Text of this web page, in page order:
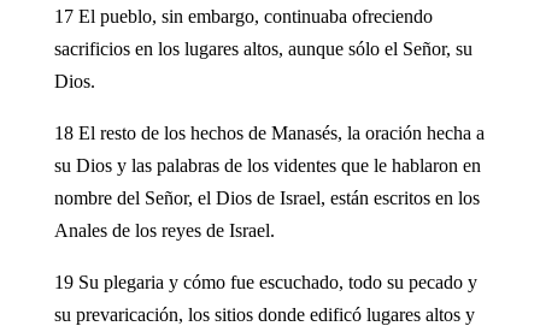
17 El pueblo, sin embargo, continuaba ofreciendo
sacrificios en los lugares altos, aunque sólo el Señor, su
Dios.
18 El resto de los hechos de Manasés, la oración hecha a
su Dios y las palabras de los videntes que le hablaron en
nombre del Señor, el Dios de Israel, están escritos en los
Anales de los reyes de Israel.
19 Su plegaria y cómo fue escuchado, todo su pecado y
su prevaricación, los sitios donde edificó lugares altos y